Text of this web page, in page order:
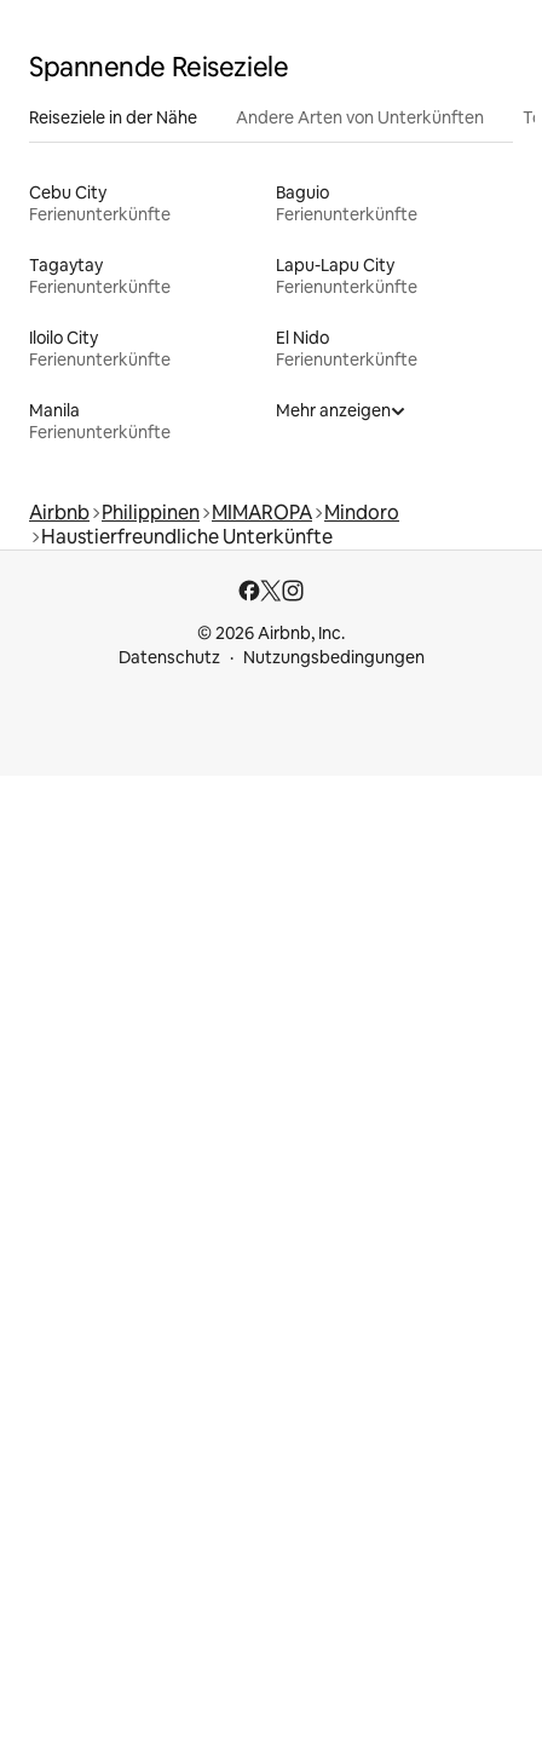
Spannende Reiseziele
Reiseziele in der Nähe Andere Arten von Unterkünften
Cebu City
Ferienunterkünfte
Baguio
Ferienunterkünfte
Tagaytay
Ferienunterkünfte
Lapu-Lapu City
Ferienunterkünfte
Iloilo City
Ferienunterkünfte
El Nido
Ferienunterkünfte
Manila
Ferienunterkünfte
Mehr anzeigen
Airbnb Philippinen MIMAROPA Mindoro
Haustierfreundliche Unterkünfte
© 2026 Airbnb, Inc.
Datenschutz
Nutzungsbedingungen